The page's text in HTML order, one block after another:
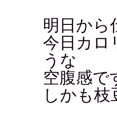
明日から
今日カロ
うな
空腹感で
しかも